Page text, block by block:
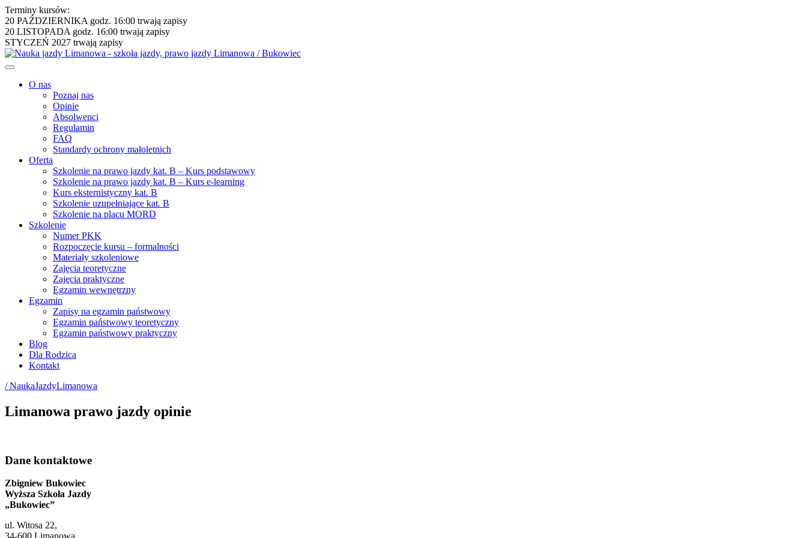
Terminy kursów:
20 PAŹDZIERNIKA godz. 16:00 trwają zapisy
20 LISTOPADA godz. 16:00 trwają zapisy
STYCZEŃ 2027 trwają zapisy
O nas
Poznaj nas
Opinie
Absolwenci
Regulamin
FAQ
Standardy ochrony małoletnich
Oferta
Szkolenie na prawo jazdy kat. B – Kurs podstawowy
Szkolenie na prawo jazdy kat. B – Kurs e-learning
Kurs eksternistyczny kat. B
Szkolenie uzupełniające kat. B
Szkolenie na placu MORD
Szkolenie
Numer PKK
Rozpoczęcie kursu – formalności
Materiały szkoleniowe
Zajęcia teoretyczne
Zajęcia praktyczne
Egzamin wewnętrzny
Egzamin
Zapisy na egzamin państwowy
Egzamin państwowy teoretyczny
Egzamin państwowy praktyczny
Blog
Dla Rodzica
Kontakt
/ NaukaJazdyLimanowa
Limanowa prawo jazdy opinie
Dane kontaktowe
Zbigniew Bukowiec
Wyższa Szkoła Jazdy
„Bukowiec”
ul. Witosa 22,